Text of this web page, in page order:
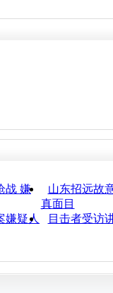
战 嫌
山东招远故
真面目
嫌疑人
目击者受访